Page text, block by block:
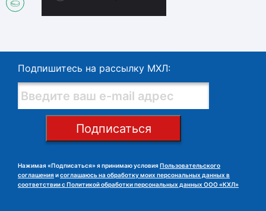
Подпишитесь на рассылку МХЛ:
Подписаться
Нажимая «Подписаться» я принимаю условия Пользовательского
соглашения исоглашаюсь на обработку моих персональных данных в
соответствии с Политикой обработки персональных данных ООО «КХЛ»